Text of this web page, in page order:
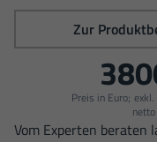
Zur
Preis in Euro;
Vom Experten beraten